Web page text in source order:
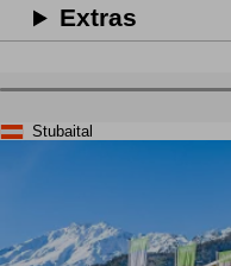
Extras
Stubaital